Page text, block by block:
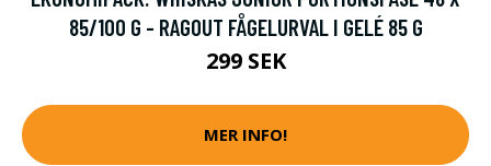
85/100 G - RAGOUT FÅGELURVAL I GELÉ 85 G
299 SEK
MER INFO!